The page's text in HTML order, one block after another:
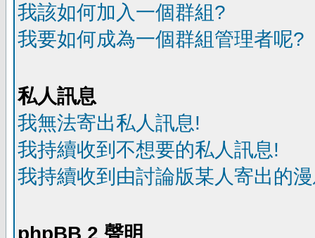
我該如何加入一個群組?
我要如何成為一個群組管理者呢?
私人訊息
我無法寄出私人訊息!
我持續收到不想要的私人訊息!
我持續收到由討論版某人寄出的
phpBB 2 聲明